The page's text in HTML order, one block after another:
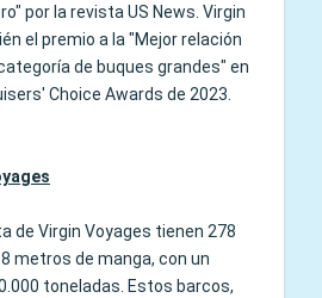
por la revista US News. Virgin
el premio a la "Mejor relación
de buques grandes" en
Choice Awards de 2023.
de Virgin Voyages tienen 278
metros de manga, con un
toneladas. Estos barcos,